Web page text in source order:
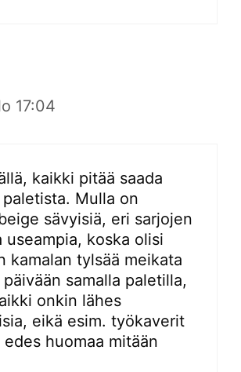
17:04
kaikki pitää saada
paletista. Mulla on
sävyisiä, eri sarjojen
useampia, koska olisi
kamalan tylsää meikata
samalla paletilla,
onkin lähes
eikä esim. työkaverit
huomaa mitään